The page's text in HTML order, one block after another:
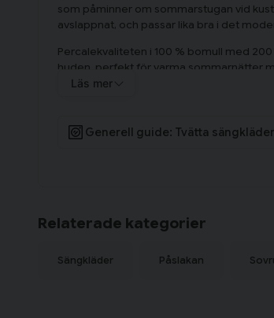
som påminner om sommarstugan vid
avslappnat, och passar lika bra i det
Percalekvaliteten i 100 % bomull med
huden, perfekt för varma sommarnätter
praktiskt och vackert – påslakanet har
Bäddsetet innehåller ett påslakan
uppskattat för sin luftiga känsla och
sovupplevelse oavsett årstid.
Läs mer
Generell guide: Tvätta sängkläder
Relaterade kategorier
Sängkläder Påslakan